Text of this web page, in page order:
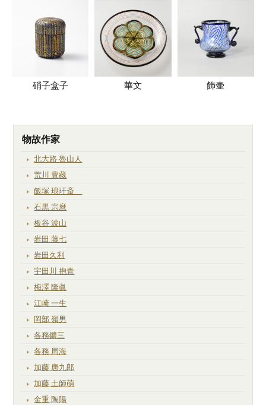
硝子盒子 華文 飾壷
物故作家
北大路 魯山人
荒川 豊藏
飯塚 琅玕斎
石黒 宗麿
板谷 波山
岩田 藤七
岩田久利
宇田川 抱青
梅澤 隆眞
江崎 一生
岡部 嶺男
各務鑛三
各務 周海
加藤 唐九郎
加藤 土師萌
金重 陶陽